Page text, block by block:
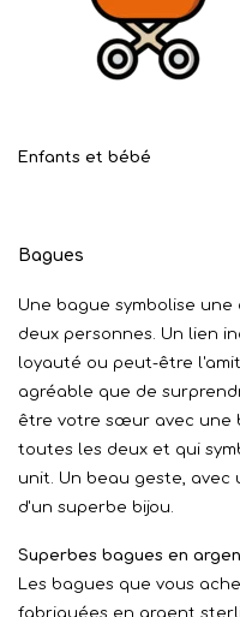
Enfants et bébé
Bagues
Une bague symbolise
deux personnes. Un lien
loyauté ou peut-être
agréable que de
être votre sœur avec une
toutes les deux et qui
unit. Un beau geste, avec
d'un superbe bijou.
Superbes bagues en
Les bagues que vous
fabriquées en argent